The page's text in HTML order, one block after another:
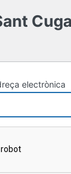
electrònica